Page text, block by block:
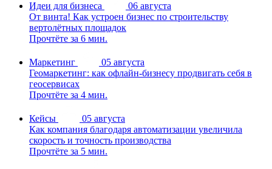
Идеи для бизнеса
06 августа
От винта! Как устроен бизнес по строительству
вертолётных площадок
Прочтёте за 6 мин.
Маркетинг
05 августа
Геомаркетинг: как офлайн-бизнесу продвигать себя в
геосервисах
Прочтёте за 4 мин.
Кейсы
05 августа
Как компания благодаря автоматизации увеличила
скорость и точность производства
Прочтёте за 5 мин.